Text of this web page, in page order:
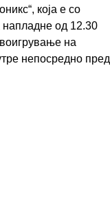
која е со
напладне од 12.30
на
непосредно пред